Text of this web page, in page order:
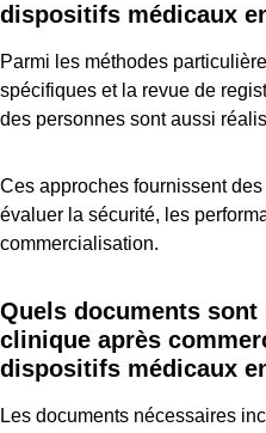
dispositifs médicaux
Parmi les méthodes
spécifiques et la revue de
des personnes sont aussi
Ces approches fournissent
évaluer la sécurité, les
commercialisation.
Quels documents
clinique après
dispositifs médicaux
Les documents nécessaires